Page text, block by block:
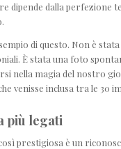
dipende dalla perfezione
di questo. Non è
È stata una foto
nella magia del nostro
venisse inclusa tra le 30
più legati
prestigiosa è un